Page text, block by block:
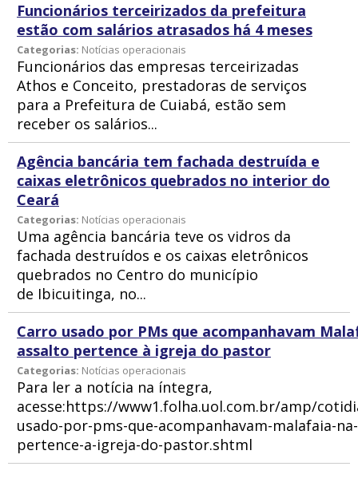
Funcionários terceirizados da prefeitura
estão com salários atrasados há 4 meses
Categorias: Notícias operacionais
Funcionários das empresas terceirizadas
Athos e Conceito, prestadoras de serviços
para a Prefeitura de Cuiabá, estão sem
receber os salários...
Agência bancária tem fachada destruída e
caixas eletrônicos quebrados no interior do
Ceará
Categorias: Notícias operacionais
Uma agência bancária teve os vidros da
fachada destruídos e os caixas eletrônicos
quebrados no Centro do município
de Ibicuitinga, no...
Carro usado por PMs que acompanhavam
assalto pertence à igreja do pastor
Categorias: Notícias operacionais
Para ler a notícia na íntegra,
acesse:https://www1.folha.uol.com.br/amp/
usado-por-pms-que-acompanhavam-malafaia-
pertence-a-igreja-do-pastor.shtml